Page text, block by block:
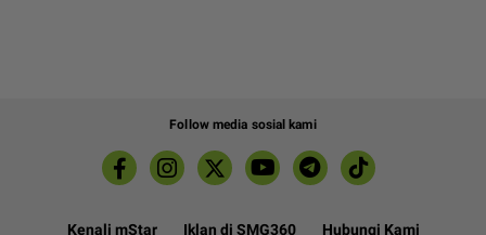
Follow media sosial kami
Kenali mStar Iklan di SMG360 Hubungi Kami